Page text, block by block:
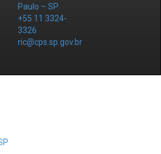
Paulo – SP
+55 11 3324-
3326
ric@cps.sp.gov.br